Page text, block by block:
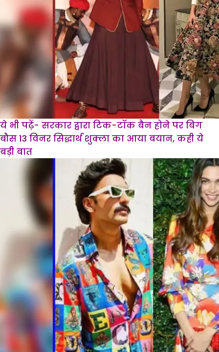
ये भी पढ़ें- सरकार द्वारा टिक-टॉक बैन होने पर बिग
बौस 13 विनर सिद्धार्थ शुक्ला का आया बयान, कही ये
बड़ी बात